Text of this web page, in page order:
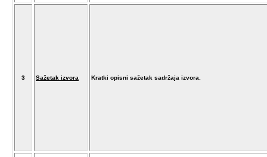
3 Sažetak izvora Kratki opisni sažetak sadržaja izvora.